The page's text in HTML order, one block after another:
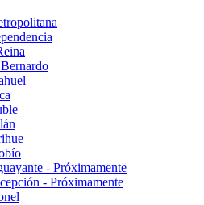
- Próximamente
- Próximamente